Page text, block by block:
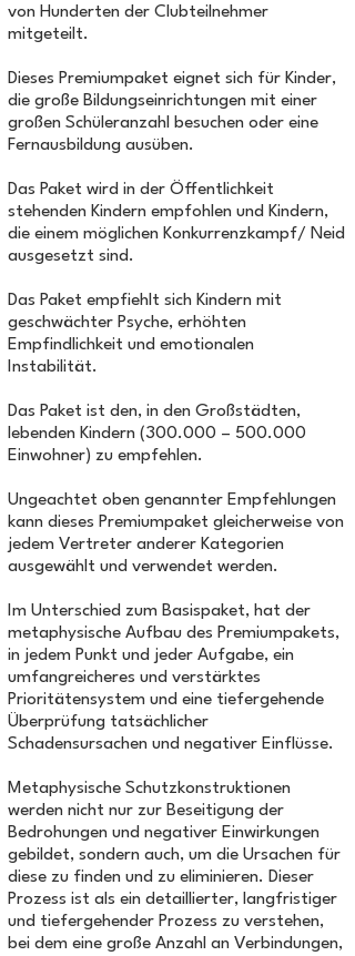
von Hunderten der Clubteilnehmer
mitgeteilt.
Dieses Premiumpaket eignet sich für Kinder,
die große Bildungseinrichtungen mit einer
großen Schüleranzahl besuchen oder eine
Fernausbildung ausüben.
Das Paket wird in der Öffentlichkeit
stehenden Kindern empfohlen und Kindern,
die einem möglichen Konkurrenzkampf/ Neid
ausgesetzt sind.
Das Paket empfiehlt sich Kindern mit
geschwächter Psyche, erhöhten
Empfindlichkeit und emotionalen
Instabilität.
Das Paket ist den, in den Großstädten,
lebenden Kindern (300.000 – 500.000
Einwohner) zu empfehlen.
Ungeachtet oben genannter Empfehlungen
kann dieses Premiumpaket gleicherweise von
jedem Vertreter anderer Kategorien
ausgewählt und verwendet werden.
Im Unterschied zum Basispaket, hat der
metaphysische Aufbau des Premiumpakets,
in jedem Punkt und jeder Aufgabe, ein
umfangreicheres und verstärktes
Prioritätensystem und eine tiefergehende
Überprüfung tatsächlicher
Schadensursachen und negativer Einflüsse.
Metaphysische Schutzkonstruktionen
werden nicht nur zur Beseitigung der
Bedrohungen und negativer Einwirkungen
gebildet, sondern auch, um die Ursachen für
diese zu finden und zu eliminieren. Dieser
Prozess ist als ein detaillierter, langfristiger
und tiefergehender Prozess zu verstehen,
bei dem eine große Anzahl an Verbindungen,